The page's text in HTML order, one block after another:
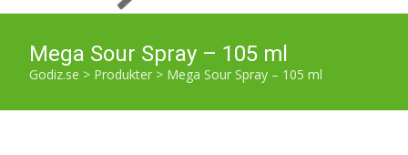
Mega Sour Spray – 105 ml
Godiz.se > Produkter > Mega Sour Spray – 105 ml